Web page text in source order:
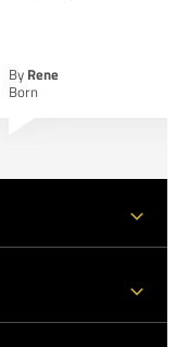
By Rene
Born